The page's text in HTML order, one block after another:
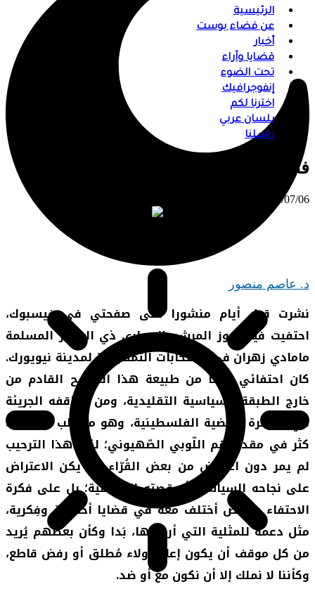
الرئيسية
عن فضاء بوست
أخبار
قضايا وآراء
تحت الضوء
إنفوجرافيك
اخترنا لكم
بلسان عربي
راسلنا
فضيلة الإنصاف في زمن الأحكام المطلقة
⠀ 2025/07/06
د. عاصم منصور
نشرت قبل أيام منشورا على صفحتي في فيسبوك،
احتفيت فيه بفوز المرشح اليساري ذي الجذور المسلمة
مامادي زهران في الانتخابات التمهيدية لمدينة نيويورك.
كان احتفائي نابعا من طبيعة هذا المرشح القادم من
خارج الطبقة السياسية التقليدية، ومن مواقفه الجريئة
في مُناصرة القضية الفلسطينية، وهو ما جلب له أعداء
كثر في مقدمتهم اللّوبي الصّهيوني؛ لكن هذا الترحيب
لم يمر دون اعتراض من بعض القُرّاء. لم يكن الاعتراض
على نجاحه السياسي أو قصته الشخصية؛ بل على فكرة
الاحتفاء بشخص أختلف معه في قضايا أخلاقية وفِكرية،
مثل دعمه للمثلية التي أرفضها، بَدا وكأن بعضهم يُريد
من كل موقف أن يكون إعلان ولاء مُطلق أو رفض قاطع،
وكأننا لا نملك إلا أن نكون مع أو ضد.